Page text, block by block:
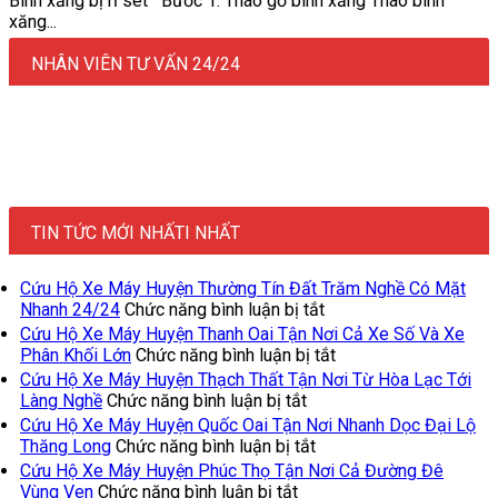
xăng...
NHÂN VIÊN TƯ VẤN 24/24
TIN TỨC MỚI NHẤTI NHẤT
Cứu Hộ Xe Máy Huyện Thường Tín Đất Trăm Nghề Có Mặt
Nhanh 24/24 Chức năng bình luận bị tắtở
Cứu
Hộ
Xe
Máy
Huyện
Thường
Đất
Cứu Hộ Xe Máy Huyện Thanh Oai Tận Nơi Cả Xe Số Và Xe
Phân Khối Lớn Chức năng bình luận bị tắtở
Cứu
Xe
Máy
Huyện
Thanh
Cứu Hộ Xe Máy Huyện Thạch Thất Tận Nơi Từ Hòa Lạc Tới
Làng Nghề Chức năng bình luận bị tắtở
Cứu
Hộ
Xe
Máy
Cứu Hộ Xe Máy Huyện Quốc Oai Tận Nơi Nhanh Dọc Đại Lộ
Thăng Long Chức năng bình luận bị tắtở
Cứu
Cứu Hộ Xe Máy Huyện Phúc Thọ Tận Nơi Cả Đường Đê
Vùng Ven Chức năng bình luận bị tắtở